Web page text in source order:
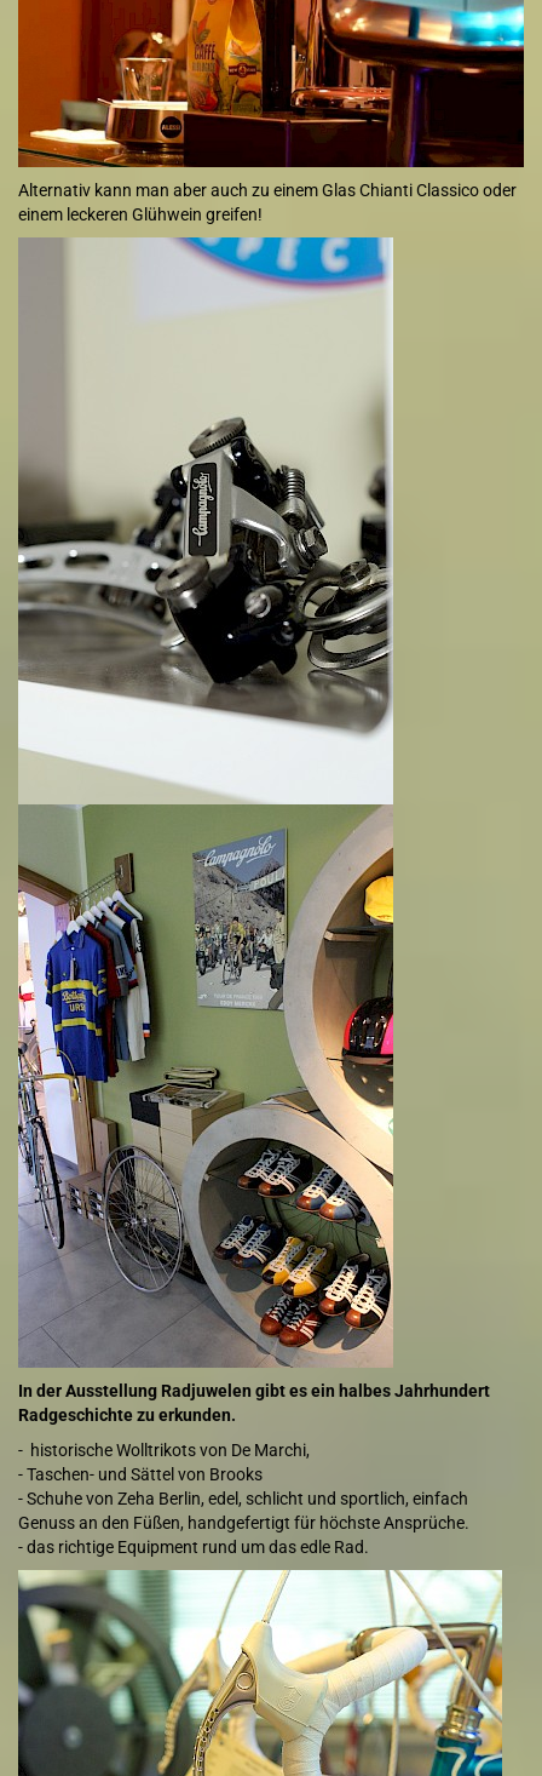
Alternativ kann man aber auch zu einem Glas Chianti Classico oder
einem leckeren Glühwein greifen!
In der Ausstellung Radjuwelen gibt es ein halbes Jahrhundert
Radgeschichte zu erkunden.
- historische Wolltrikots von De Marchi,
- Taschen- und Sättel von Brooks
- Schuhe von Zeha Berlin, edel, schlicht und sportlich, einfach
Genuss an den Füßen, handgefertigt für höchste Ansprüche.
- das richtige Equipment rund um das edle Rad.